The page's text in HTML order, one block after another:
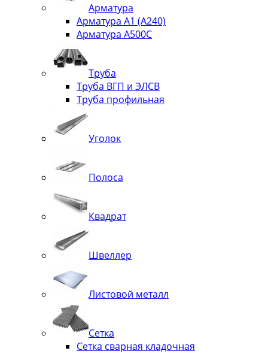
Арматура
Арматура А1 (А240)
Арматура А500С
Труба
Труба ВГП и ЭЛСВ
Труба профильная
Уголок
Полоса
Квадрат
Швеллер
Листовой металл
Сетка
Сетка сварная кладочная